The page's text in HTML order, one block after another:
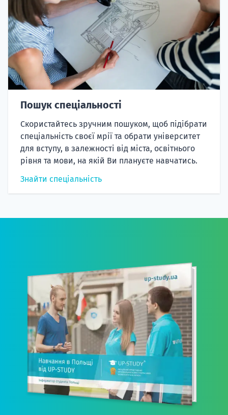
Пошук спеціальності
Скористайтесь зручним пошуком, щоб підібрати
спеціальність своєї мрії та обрати університет
для вступу, в залежності від міста, освітнього
рівня та мови, на якій Ви плануєте навчатись.
Знайти спеціальність